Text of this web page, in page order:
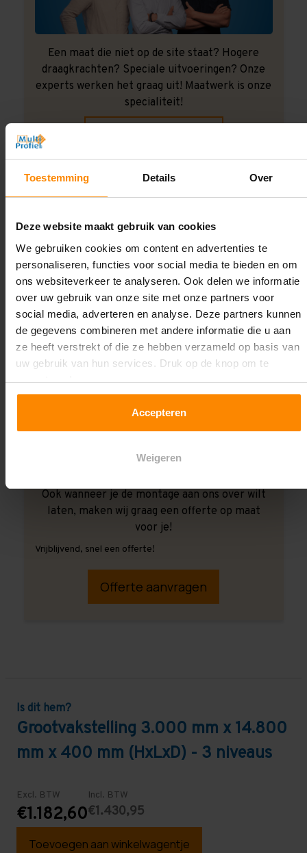
Toestemming Details Over
Deze website maakt gebruik van cookies
We gebruiken cookies om content en advertenties te
personaliseren, functies voor social media te bieden en om
ons websiteverkeer te analyseren. Ook delen we informatie
over uw gebruik van onze site met onze partners voor
social media, adverteren en analyse. Deze partners kunnen
de gegevens combineren met andere informatie die u aan
ze heeft verstrekt of die ze hebben verzameld op basis van
uw gebruik van hun services. Druk op de knop om te
accepteren!
Accepteren
Weigeren
Een maat die niet op de site staat? Hogere
draagkrachten? Speciale uitvoeringen? Onze
experts werken het graag uit! Maatwerk is onze
specialiteit!
Montage uitbesteden?
Ook wanneer je de montage aan ons over wilt
laten, maken wij graag een offerte op maat
voor je!
Vrijblijvend, snel een offerte!
Offerte aanvragen
Is dit hem?
Grootvakstelling 3.000 mm x 14.800
mm x 400 mm (HxLxD) - 3 niveaus
Excl. BTW
€1.182,60
Incl. BTW
€1.430,95
Toevoegen aan winkelwagentje